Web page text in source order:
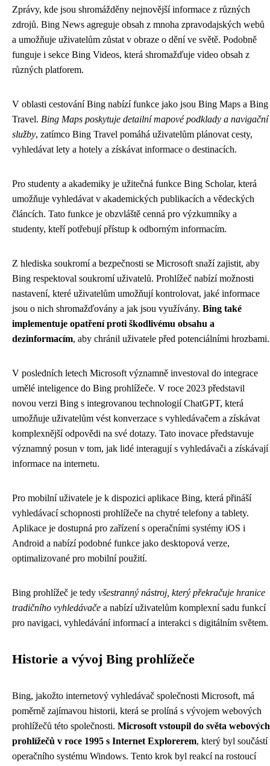
Zprávy, kde jsou shromážděny nejnovější informace z různých
zdrojů. Bing News agreguje obsah z mnoha zpravodajských webů
a umožňuje uživatelům zůstat v obraze o dění ve světě. Podobně
funguje i sekce Bing Videos, která shromažďuje video obsah z
různých platforem.
V oblasti cestování Bing nabízí funkce jako jsou Bing Maps a Bing
Travel. Bing Maps poskytuje detailní mapové podklady a navigační
služby, zatímco Bing Travel pomáhá uživatelům plánovat cesty,
vyhledávat lety a hotely a získávat informace o destinacích.
Pro studenty a akademiky je užitečná funkce Bing Scholar, která
umožňuje vyhledávat v akademických publikacích a vědeckých
článcích. Tato funkce je obzvláště cenná pro výzkumníky a
studenty, kteří potřebují přístup k odborným informacím.
Z hlediska soukromí a bezpečnosti se Microsoft snaží zajistit, aby
Bing respektoval soukromí uživatelů. Prohlížeč nabízí možnosti
nastavení, které uživatelům umožňují kontrolovat, jaké informace
jsou o nich shromažďovány a jak jsou využívány. Bing také
implementuje opatření proti škodlivému obsahu a
dezinformacím, aby chránil uživatele před potenciálními hrozbami.
V posledních letech Microsoft významně investoval do integrace
umělé inteligence do Bing prohlížeče. V roce 2023 představil
novou verzi Bing s integrovanou technologií ChatGPT, která
umožňuje uživatelům vést konverzace s vyhledávačem a získávat
komplexnější odpovědi na své dotazy. Tato inovace představuje
významný posun v tom, jak lidé interagují s vyhledávači a získávají
informace na internetu.
Pro mobilní uživatele je k dispozici aplikace Bing, která přináší
vyhledávací schopnosti prohlížeče na chytré telefony a tablety.
Aplikace je dostupná pro zařízení s operačními systémy iOS i
Android a nabízí podobné funkce jako desktopová verze,
optimalizované pro mobilní použití.
Bing prohlížeč je tedy všestranný nástroj, který překračuje hranice
tradičního vyhledávače a nabízí uživatelům komplexní sadu funkcí
pro navigaci, vyhledávání informací a interakci s digitálním světem.
Historie a vývoj Bing prohlížeče
Bing, jakožto internetový vyhledávač společnosti Microsoft, má
poměrně zajímavou historii, která se prolíná s vývojem webových
prohlížečů této společnosti. Microsoft vstoupil do světa webových
prohlížečů v roce 1995 s Internet Explorerem, který byl součástí
operačního systému Windows. Tento krok byl reakcí na rostoucí